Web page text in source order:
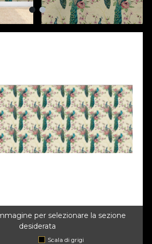
per selezionare la sezione
desiderata
Scala di grigi